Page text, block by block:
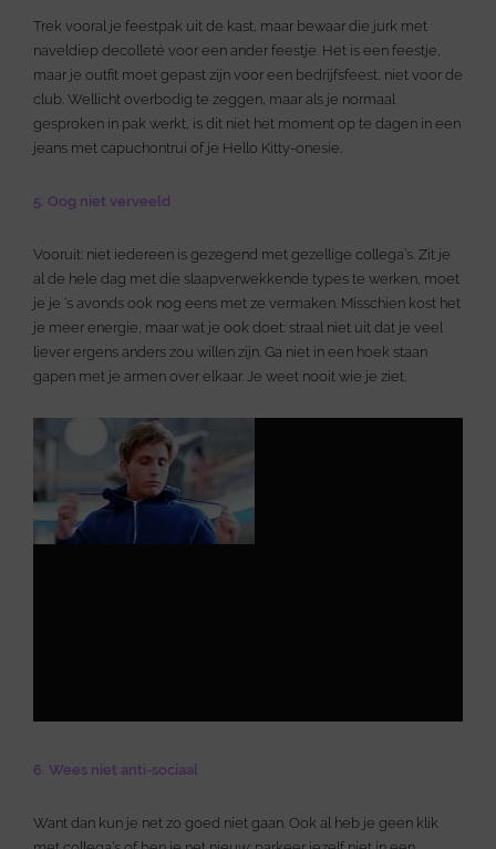
Trek vooral je feestpak uit de kast, maar bewaar die jurk met
naveldiep decolleté voor een ander feestje. Het is een feestje,
maar je outfit moet gepast zijn voor een bedrijfsfeest, niet voor de
club. Wellicht overbodig te zeggen, maar als je normaal
gesproken in pak werkt, is dit niet het moment op te dagen in een
jeans met capuchontrui of je Hello Kitty-onesie.
5. Oog niet verveeld
Vooruit: niet iedereen is gezegend met gezellige collega’s. Zit je
al de hele dag met die slaapverwekkende types te werken, moet
je je ‘s avonds ook nog eens met ze vermaken. Misschien kost het
je meer energie, maar wat je ook doet: straal niet uit dat je veel
liever ergens anders zou willen zijn. Ga niet in een hoek staan
gapen met je armen over elkaar. Je weet nooit wie je ziet.
6. Wees niet anti-sociaal
Want dan kun je net zo goed niet gaan. Ook al heb je geen klik